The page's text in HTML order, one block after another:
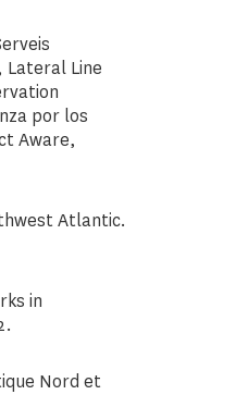
Lateral Line
por los
Aware,
Atlantic.
in
Nord et